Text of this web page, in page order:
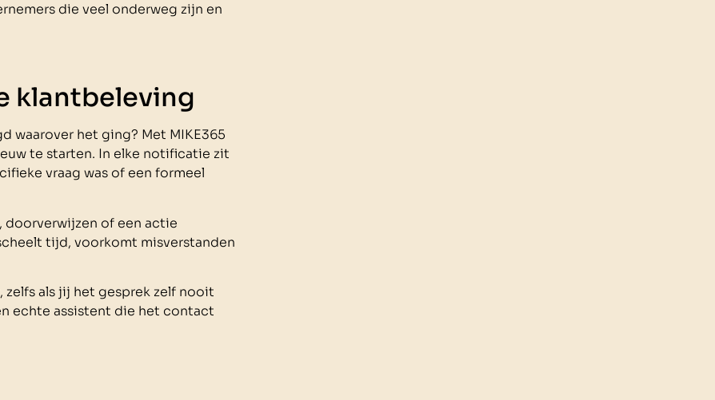
die veel onderweg zijn en
klantbeleving
waarover het ging? Met MIKE365
te starten. In elke notificatie zit
vraag was of een formeel
of een actie
tijd, voorkomt misverstanden
als jij het gesprek zelf nooit
echte assistent die het contact